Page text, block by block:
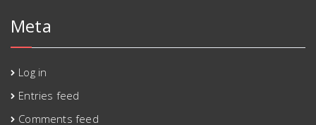
Meta
Log in
Entries feed
Comments feed